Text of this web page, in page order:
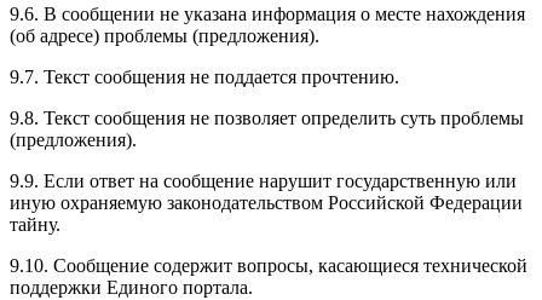
9.6. В сообщении не указана информация о месте нахождения
(об адресе) проблемы (предложения).
9.7. Текст сообщения не поддается прочтению.
9.8. Текст сообщения не позволяет определить суть проблемы
(предложения).
9.9. Если ответ на сообщение нарушит государственную или
иную охраняемую законодательством Российской Федерации
тайну.
9.10. Сообщение содержит вопросы, касающиеся технической
поддержки Единого портала.